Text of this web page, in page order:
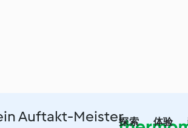
探索 体验
Auftakt-Meister